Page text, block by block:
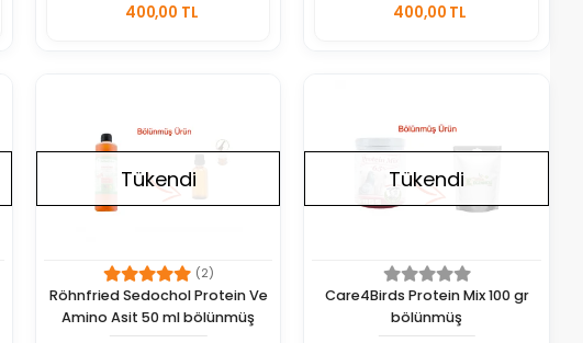
400,00 TL
400,00 TL
Tükendi
(2)
Röhnfried Sedochol Protein Ve
Amino Asit 50 ml bölünmüş
Tükendi
Care4Birds Protein Mix 100 gr
bölünmüş